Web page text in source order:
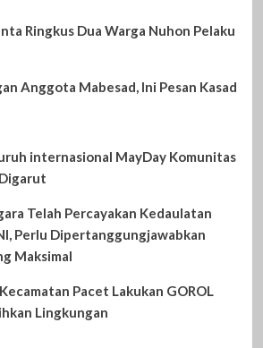
Ringkus Dua Warga Nuhon Pelaku
Anggota Mabesad, Ini Pesan Kasad
internasional MayDay Komunitas
Telah Percayakan Kedaulatan
Perlu Dipertanggungjawabkan
Maksimal
Pacet Lakukan GOROL
Lingkungan